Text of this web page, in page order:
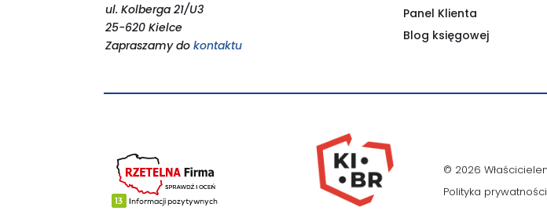
ul. Kolberga 21/U3
25-620 Kielce
Zapraszamy dokontaktu
Panel Klienta
Blog księgowej
© 2026
Polityka